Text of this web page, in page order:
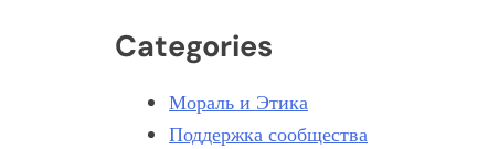
Categories
Мораль и Этика
Поддержка сообщества